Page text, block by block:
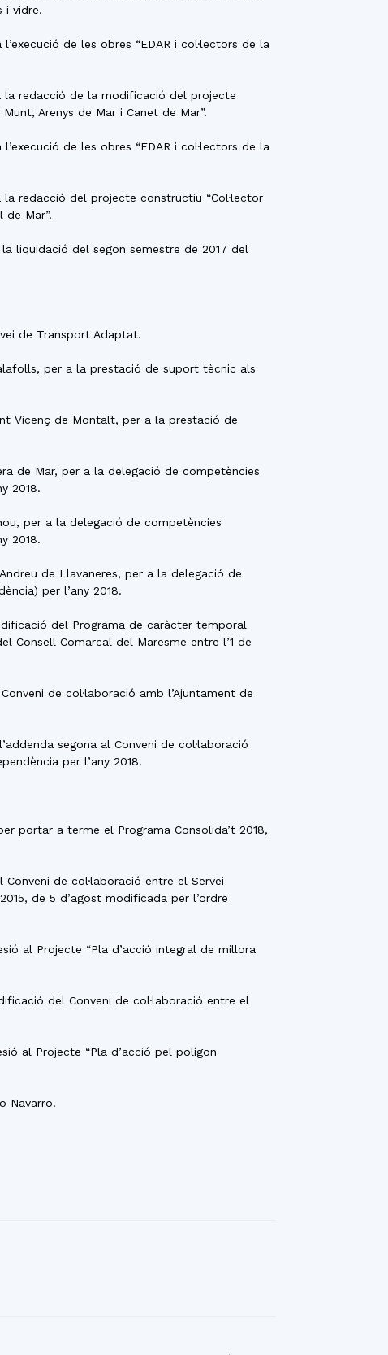
i vidre.
de les obres “EDAR i col·lectors de la
la redacció de la modificació del projecte
Arenys de Mar i Canet de Mar”.
de les obres “EDAR i col·lectors de la
la redacció del projecte constructiu “Col·lector
Mar”.
liquidació del segon semestre de 2017 del
de Transport Adaptat.
per a la prestació de suport tècnic als
Vicenç de Montalt, per a la prestació de
de Mar, per a la delegació de competències
2018.
per a la delegació de competències
2018.
de Llavaneres, per a la delegació de
per l’any 2018.
del Programa de caràcter temporal
Consell Comarcal del Maresme entre l’1 de
de col·laboració amb l’Ajuntament de
segona al Conveni de col·laboració
per l’any 2018.
portar a terme el Programa Consolida’t 2018,
de col·laboració entre el Servei
de 5 d’agost modificada per l’ordre
al Projecte “Pla d’acció integral de millora
del Conveni de col·laboració entre el
al Projecte “Pla d’acció pel polígon
Navarro.